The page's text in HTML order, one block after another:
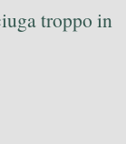
troppo in